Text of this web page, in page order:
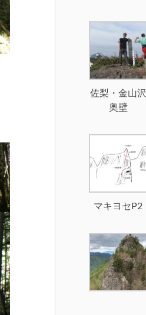
佐梨・金山沢
奥壁
マキヨセP2